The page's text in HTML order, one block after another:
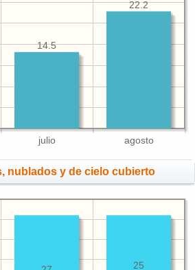
julio agosto
22.2
14.5
nublados y de cielo cubierto
25